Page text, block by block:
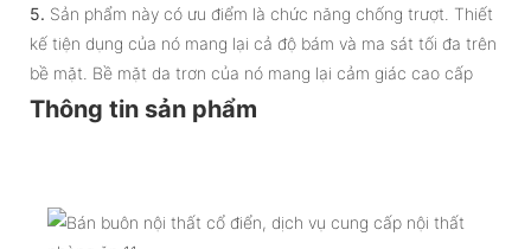
5. Sản phẩm này có ưu điểm là chức năng chống trượt. Thiết
kế tiện dụng của nó mang lại cả độ bám và ma sát tối đa trên
bề mặt. Bề mặt da trơn của nó mang lại cảm giác cao cấp
Thông tin sản phẩm